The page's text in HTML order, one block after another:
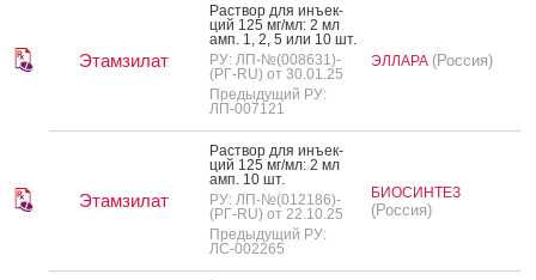
Этамзилат
Рас­твор для инъ­ек­
ций 125 мг/мл: 2 мл
амп. 1, 2, 5 или 10 шт.
РУ: ЛП-№(008631)-
(РГ-RU) от 30.01.25
Предыдущий РУ:
ЛП-007121
ЭЛЛАРА (Россия)
Этамзилат
Рас­твор для инъ­ек­
ций 125 мг/мл: 2 мл
амп. 10 шт.
РУ: ЛП-№(012186)-
(РГ-RU) от 22.10.25
Предыдущий РУ:
ЛС-002265
БИОСИНТЕЗ
(Россия)